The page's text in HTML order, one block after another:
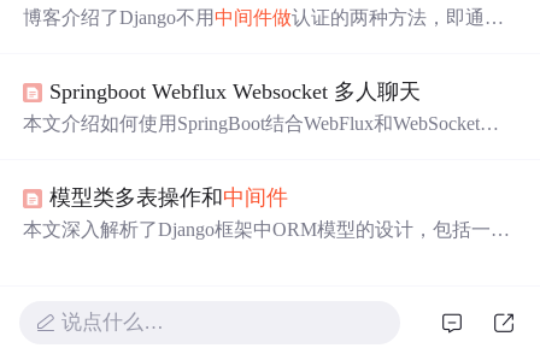
博客介绍了Django不用 中间件做认证的两种方法，即通过l
中间件做认证，包括中间件的作用及自定义中间件
骤，最后提醒配置时排除认证页面相关url。
Springboot Webflux Websocket 多人聊天
本文介绍如何使用SpringBoot结合WebFlux和WebSocket实
广播。
模型类多表操作和中间件
本文深入解析了Django框架中ORM模型的设计，包括一对
说点什么…